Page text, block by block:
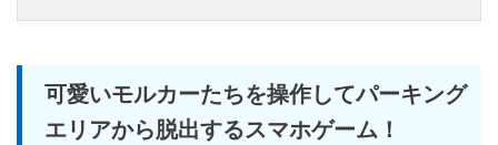
可愛いモルカーたちを操作してパーキング
エリアから脱出するスマホゲーム！